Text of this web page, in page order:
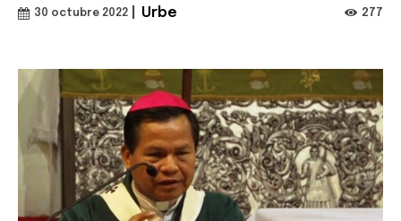
30 octubre 2022 Urbe 277